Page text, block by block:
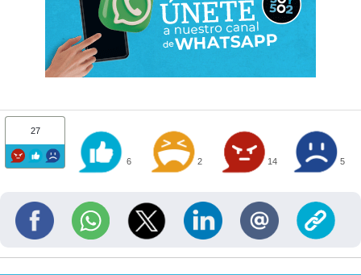
27
6 2 14 5